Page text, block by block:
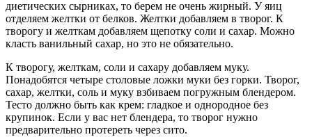
диетических сырниках, то берем не очень жирный. У яиц
отделяем желтки от белков. Желтки добавляем в творог. К
творогу и желткам добавляем щепотку соли и сахар. Можно
класть ванильный сахар, но это не обязательно.
К творогу, желткам, соли и сахару добавляем муку.
Понадобятся четыре столовые ложки муки без горки. Творог,
сахар, желтки, соль и муку взбиваем погружным блендером.
Тесто должно быть как крем: гладкое и однородное без
крупинок. Если у вас нет блендера, то творог нужно
предварительно протереть через сито.